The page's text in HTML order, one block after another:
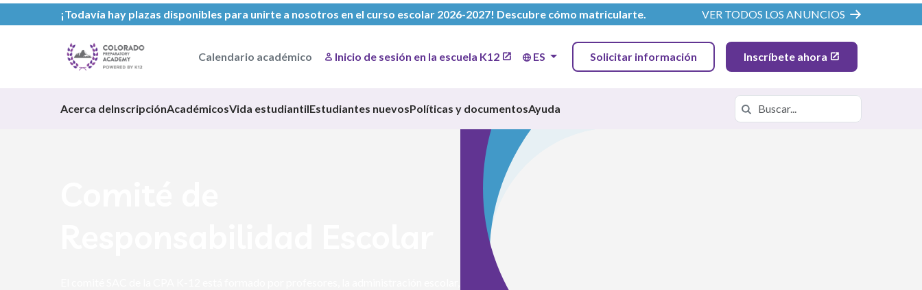
¡Todavía hay plazas disponibles para unirte a nosotros en el curso escolar 2026-2027! Descubre cómo matricularte. VER TODOS LOS ANUNCIOS
Calendario académico Inicio de sesión en la escuela K12 ES Solicitar información Inscríbete ahora
Acerca deInscripciónAcadémicosVida estudiantilEstudiantes nuevosPolíticas y documentosAyuda Buscar en https://cpa.k12.com/
Buscar en